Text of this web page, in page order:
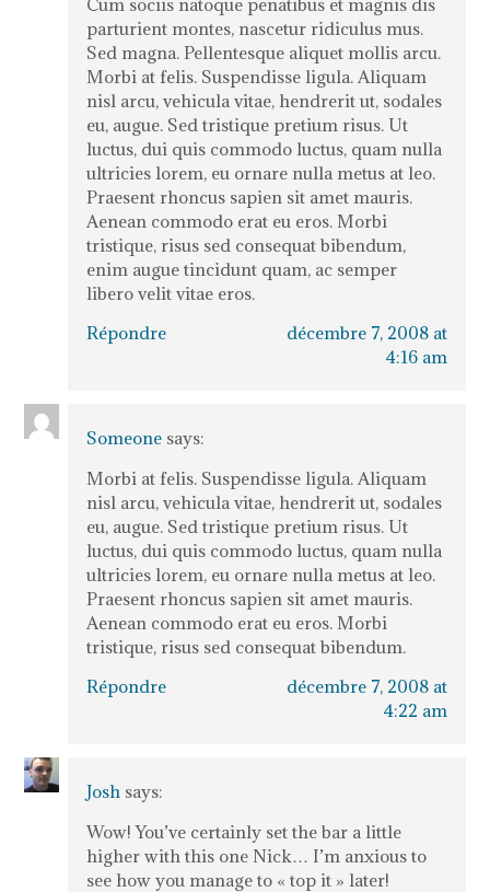
parturient montes, nascetur ridiculus mus.
Sed magna. Pellentesque aliquet mollis arcu.
Morbi at felis. Suspendisse ligula. Aliquam
nisl arcu, vehicula vitae, hendrerit ut, sodales
eu, augue. Sed tristique pretium risus. Ut
luctus, dui quis commodo luctus, quam nulla
ultricies lorem, eu ornare nulla metus at leo.
Praesent rhoncus sapien sit amet mauris.
Aenean commodo erat eu eros. Morbi
tristique, risus sed consequat bibendum,
enim augue tincidunt quam, ac semper
libero velit vitae eros.
Répondre
décembre 7, 2008 at
4:16 am
Someone says:
Morbi at felis. Suspendisse ligula. Aliquam
nisl arcu, vehicula vitae, hendrerit ut, sodales
eu, augue. Sed tristique pretium risus. Ut
luctus, dui quis commodo luctus, quam nulla
ultricies lorem, eu ornare nulla metus at leo.
Praesent rhoncus sapien sit amet mauris.
Aenean commodo erat eu eros. Morbi
tristique, risus sed consequat bibendum.
Répondre
décembre 7, 2008 at
4:22 am
Josh says:
Wow! You’ve certainly set the bar a little
higher with this one Nick… I’m anxious to
see how you manage to « top it » later!